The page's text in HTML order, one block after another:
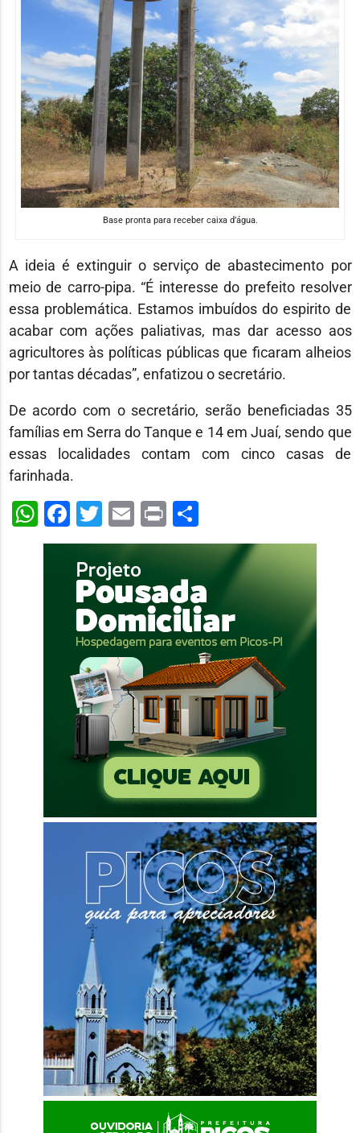
Base pronta para receber caixa d’água.
A ideia é extinguir o serviço de abastecimento por
meio de carro-pipa. “É interesse do prefeito resolver
essa problemática. Estamos imbuídos do espirito de
acabar com ações paliativas, mas dar acesso aos
agricultores às políticas públicas que ficaram alheios
por tantas décadas”, enfatizou o secretário.
De acordo com o secretário, serão beneficiadas 35
famílias em Serra do Tanque e 14 em Juaí, sendo que
essas localidades contam com cinco casas de
farinhada.
WhatsApp
Facebook
Twitter
Email
PrintShare